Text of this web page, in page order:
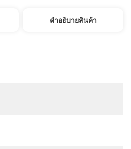
คําอธิบายสินค้า